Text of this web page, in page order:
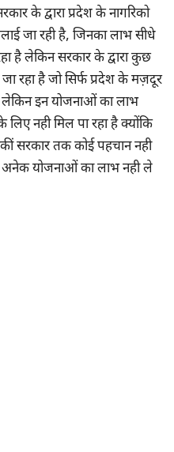
के द्वारा प्रदेश के नागरिको
जा रही है, जिनका लाभ सीधे
है लेकिन सरकार के द्वारा कुछ
रहा है जो सिर्फ प्रदेश के मज़दूर
इन योजनाओं का लाभ
नही मिल पा रहा है क्योंकि
सरकार तक कोई पहचान नही
अनेक योजनाओं का लाभ नही ले